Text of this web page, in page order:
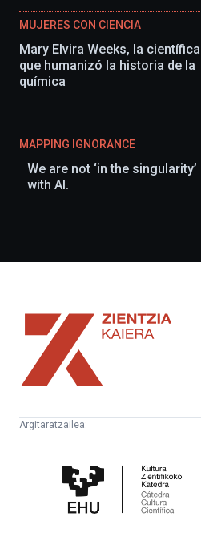
MUJERES CON CIENCIA
Mary Elvira Weeks, la científica
que humanizó la historia de la
química
MAPPING IGNORANCE
We are not ‘in the singularity’
with AI.
Zientzia
Kaiera
Argitaratzailea:
Zientifikoko
Katedra